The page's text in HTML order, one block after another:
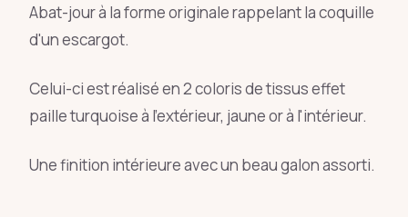
Abat-jour à la forme originale rappelant la coquille
d'un escargot.
Celui-ci est réalisé en 2 coloris de tissus effet
paille turquoise à l'extérieur, jaune or à l'intérieur.
Une finition intérieure avec un beau galon assorti.